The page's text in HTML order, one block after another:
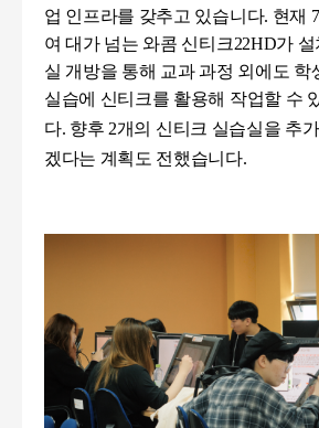
업 인프라를 갖추고 있습니다. 현재 7
여 대가 넘는 와콤 신티크22HD가 설
실 개방을 통해 교과 과정 외에도 학
실습에 신티크를 활용해 작업할 수
다. 향후 2개의 신티 크 실습실을 추
겠다는 계획도 전했습니다.